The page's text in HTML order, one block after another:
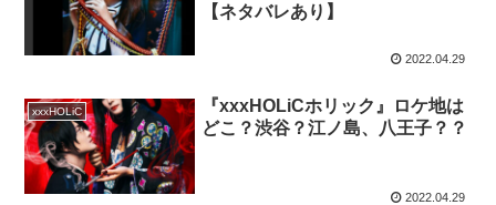
【ネタバレあり】
2022.04.29
xxxHOLiC
『xxxHOLiCホリック』ロケ地は
どこ？渋谷？江ノ島、八王子？？
2022.04.29